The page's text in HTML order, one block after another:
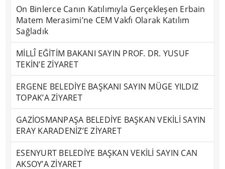
On Binlerce Canın Katılımıyla Gerçekleşen Erbain
Matem Merasimi’ne CEM Vakfı Olarak Katılım
Sağladık
MİLLÎ EĞİTİM BAKANI SAYIN PROF. DR. YUSUF
TEKİN’E ZİYARET
ERGENE BELEDİYE BAŞKANI SAYIN MÜGE YILDIZ
TOPAK’A ZİYARET
GAZİOSMANPAŞA BELEDİYE BAŞKAN VEKİLİ SAYIN
ERAY KARADENİZ’E ZİYARET
ESENYURT BELEDİYE BAŞKAN VEKİLİ SAYIN CAN
AKSOY’A ZİYARET